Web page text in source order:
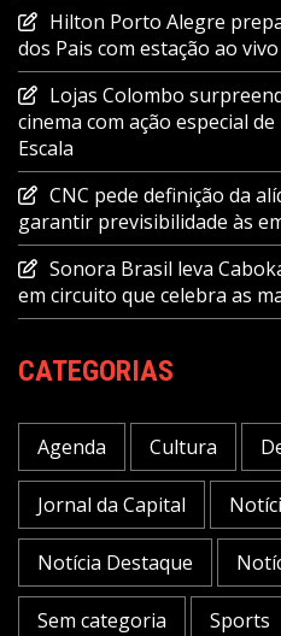
Hilton Porto Alegre
dos Pais com estação ao
Lojas Colombo
cinema com ação especial
Escala
CNC pede definição da
garantir previsibilidade às
Sonora Brasil leva
em circuito que celebra as
CATEGORIAS
Agenda Cultura
Jornal da Capital
Notícia Destaque
Sem categoria Sports